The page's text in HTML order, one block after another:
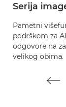
Serija
Pametni
podrškom za
odgovore na
velikog obima.